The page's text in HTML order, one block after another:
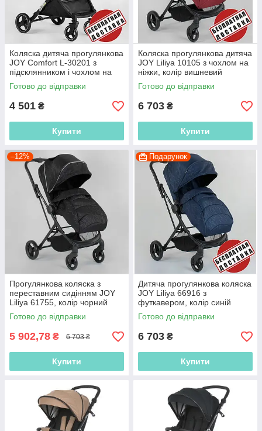
Коляска дитяча прогулянкова
JOY Comfort L-30201 з
підсклянником і чохлом на
ніжки, фіолетова
Готово до відправки
4 501 ₴
Купити
Коляска прогулянкова дитяча
JOY Liliya 10105 з чохлом на
ніжки, колір вишневий
Готово до відправки
6 703 ₴
Купити
–12%
Прогулянкова коляска з
переставним сидінням JOY
Liliya 61755, колір чорний
Готово до відправки
5 902,78 ₴ 6 703 ₴
Купити
Подарунок
Дитяча прогулянкова коляска
JOY Liliya 66916 з
футкавером, колір синій
Готово до відправки
6 703 ₴
Купити